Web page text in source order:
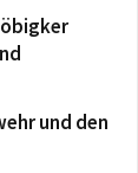
und den